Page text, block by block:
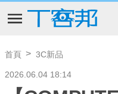
首頁 3C新品
2026.06.04 18:14